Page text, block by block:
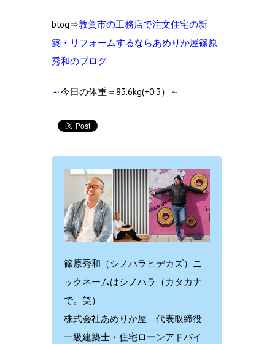
blog⇒敦賀市の工務店で注文住宅の新
築・リフォームするならあめりか屋篠原
秀和のブログ
～今日の体重＝83.6kg(+0.3）～
篠原秀和（シノハラヒデカズ）ニ
ックネームはシノハラ（カタカナ
で。笑）
株式会社あめりか屋 代表取締役
一級建築士・住宅ローンアドバイ